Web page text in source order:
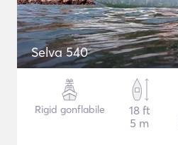
Selva 540
Rigid gonflabile
18 ft
5 m